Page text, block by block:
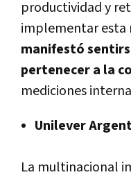
productividad y
implementar esta
manifestó
pertenecer a la
mediciones
Unilever
La multinacional